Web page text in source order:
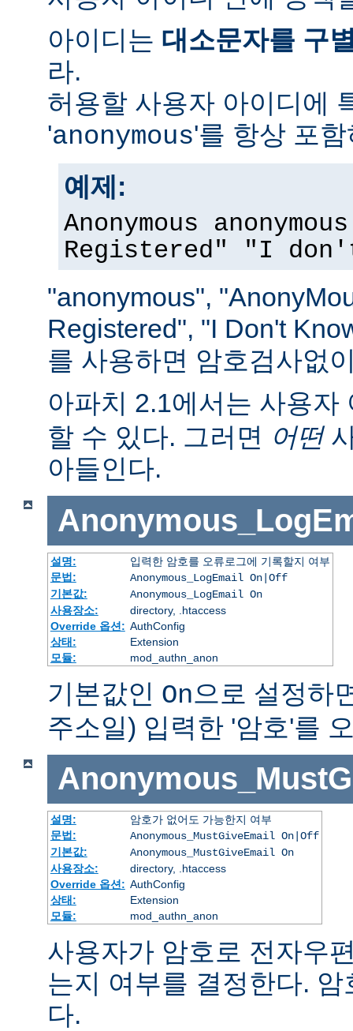
아이디는 대소문자를 구
라.
허용할 사용자 아이디에
'anonymous'를 항상 포
예제:
Anonymous
Registered" "I
"anonymous",
Registered", "I Don't
를 사용하면 암호검사없
아파치 2.1에서는 사용자
할 수 있다. 그러면 어떤
아들인다.
설명:
입력한 암호를 오류로그에 기록할지 여부
문법:
Anonymous_LogEmail On|Off
기본값:
Anonymous_LogEmail On
사용장소:
directory, .htaccess
Override 옵션: AuthConfig
상태:
Extension
모듈:
mod_authn_anon
기본값인 On으로 설정하
주소일) 입력한 '암호'를
설명:
암호가 없어도 가능한지 여부
문법:
Anonymous_MustGiveEmail On|Off
기본값:
Anonymous_MustGiveEmail On
사용장소:
directory, .htaccess
Override 옵션: AuthConfig
상태:
Extension
모듈:
mod_authn_anon
사용자가 암호로 전자우
는지 여부를 결정한다.
다.